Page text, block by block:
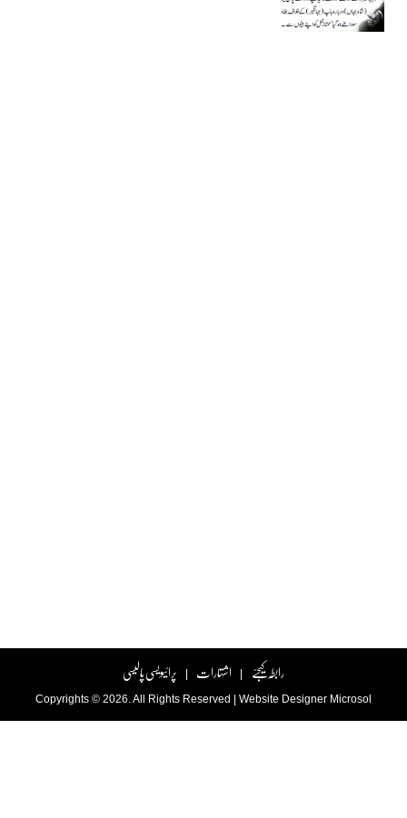
رابطہ کیجئے اشتہارات پرائیویسی پالیسی
Copyrights © 2026. All Rights Reserved | Website Designer Microsol